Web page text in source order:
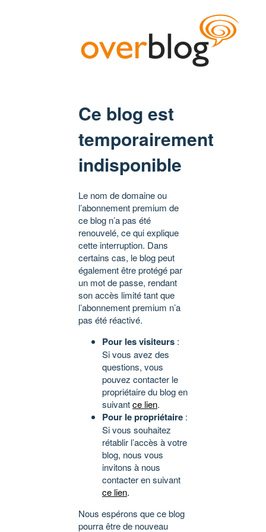
Ce blog est
temporairement
indisponible
Le nom de domaine ou
l’abonnement premium de
ce blog n’a pas été
renouvelé, ce qui explique
cette interruption. Dans
certains cas, le blog peut
également être protégé par
un mot de passe, rendant
son accès limité tant que
l’abonnement premium n’a
pas été réactivé.
Pour les visiteurs :
Si vous avez des
questions, vous
pouvez contacter le
propriétaire du blog en
suivantce lien.
Pour le propriétaire :
Si vous souhaitez
rétablir l’accès à votre
blog, nous vous
invitons à nous
contacter en suivant
ce lien.
Nous espérons que ce blog
pourra être de nouveau